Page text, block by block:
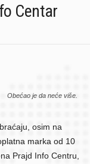
Centar
Obećao je da neće više.
osim na
marka od 10
Prajd Info Centru,